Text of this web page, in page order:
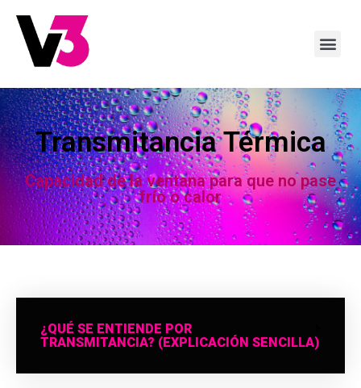
Transmitancia Térmica
Capacidad de la ventana para que no pase
frío o calor
¿QUÉ SE ENTIENDE POR
TRANSMITANCIA? (EXPLICACIÓN SENCILLA)